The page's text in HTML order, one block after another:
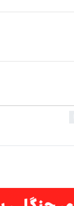
به بزرگترین جشنواره